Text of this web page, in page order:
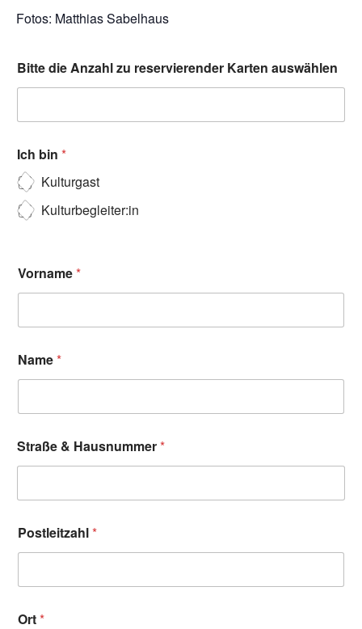
Fotos: Matthias Sabelhaus
Bitte die Anzahl zu reservierender Karten auswählen
Ich bin *
Kulturgast
Kulturbegleiter:in
Vorname*
Name*
Straße & Hausnummer*
Postleitzahl*
Ort*